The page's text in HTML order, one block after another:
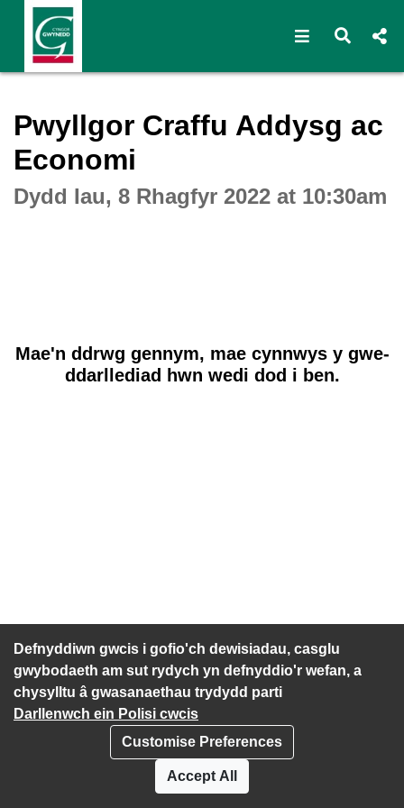
Defnyddiwn gwcis i gofio'ch dewisiadau, casglu
gwybodaeth am sut rydych yn defnyddio'r wefan, a
chysylltu â gwasanaethau trydydd parti
Darllenwch ein Polisi cwcis
Customise Preferences
Accept All
Open Open
Pwyllgor Craffu Addysg ac
Economi
Dydd Iau, 8 Rhagfyr 2022 at 10:30am
Mae'n ddrwg gennym, mae cynnwys y gwe-
ddarllediad hwn wedi dod i ben.
Polisi Prefiatrwydd
Datganiad hygyrchedd